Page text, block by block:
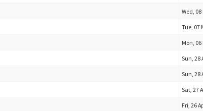
Wed,
Tue, 07
Mon,
Sun, 28
Sun, 28
Sat, 27
Fri, 26